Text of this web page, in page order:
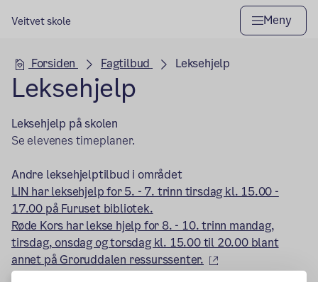
Veitvet skole Meny
Hovedseksjon
Forsiden Fagtilbud Leksehjelp
Leksehjelp
Leksehjelp på skolen
Se elevenes timeplaner.
Andre leksehjelptilbud i området
LIN har leksehjelp for 5. - 7. trinn tirsdag kl. 15.00 -
17.00 på Furuset bibliotek.
Røde Kors har lekse hjelp for 8. - 10. trinn mandag,
tirsdag, onsdag og torsdag kl. 15.00 til 20.00 blant
annet på Groruddalen ressurssenter.
(ekstern lenke)